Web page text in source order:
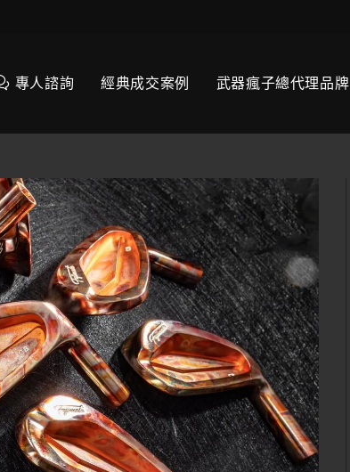
專人諮詢 經典成交案例 武器瘋子總代理品牌